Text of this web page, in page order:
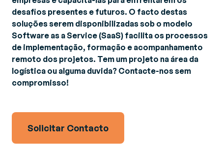
desafios presentes e futuros. O facto destas
soluções serem disponibilizadas sob o modelo
Software as a Service (SaaS) facilita os processos
de implementação, formação e acompanhamento
remoto dos projetos. Tem um projeto na área da
logística ou alguma duvida? Contacte-nos sem
compromisso!
Solicitar Contacto